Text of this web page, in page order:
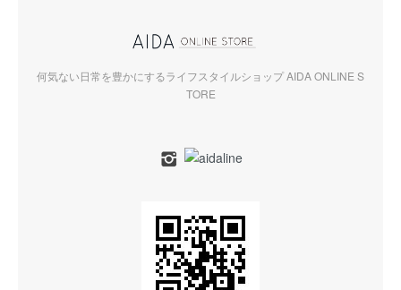
何気ない日常を豊かにするライフスタイルショップ AIDA ONLINE S
TORE